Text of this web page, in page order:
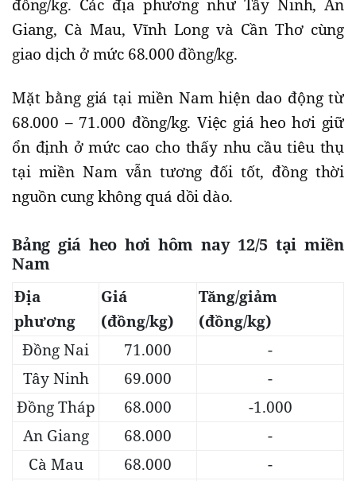
đồng/kg. Các địa phương như Tây Ninh, An
Giang, Cà Mau, Vĩnh Long và Cần Thơ cùng
giao dịch ở mức 68.000 đồng/kg.
Mặt bằng giá tại miền Nam hiện dao động từ
68.000 – 71.000 đồng/kg. Việc giá heo hơi giữ
ổn định ở mức cao cho thấy nhu cầu tiêu thụ
tại miền Nam vẫn tương đối tốt, đồng thời
nguồn cung không quá dồi dào.
Bảng giá heo hơi hôm nay 12/5 tại miền
Nam
Địa
phương
Giá
(đồng/kg)
Tăng/giảm
(đồng/kg)
Đồng Nai
71.000
-
Tây Ninh
69.000
-
Đồng Tháp
68.000
-1.000
An Giang
68.000
-
Cà Mau
68.000
-